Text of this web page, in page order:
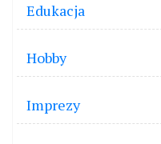
Edukacja
Hobby
Imprezy